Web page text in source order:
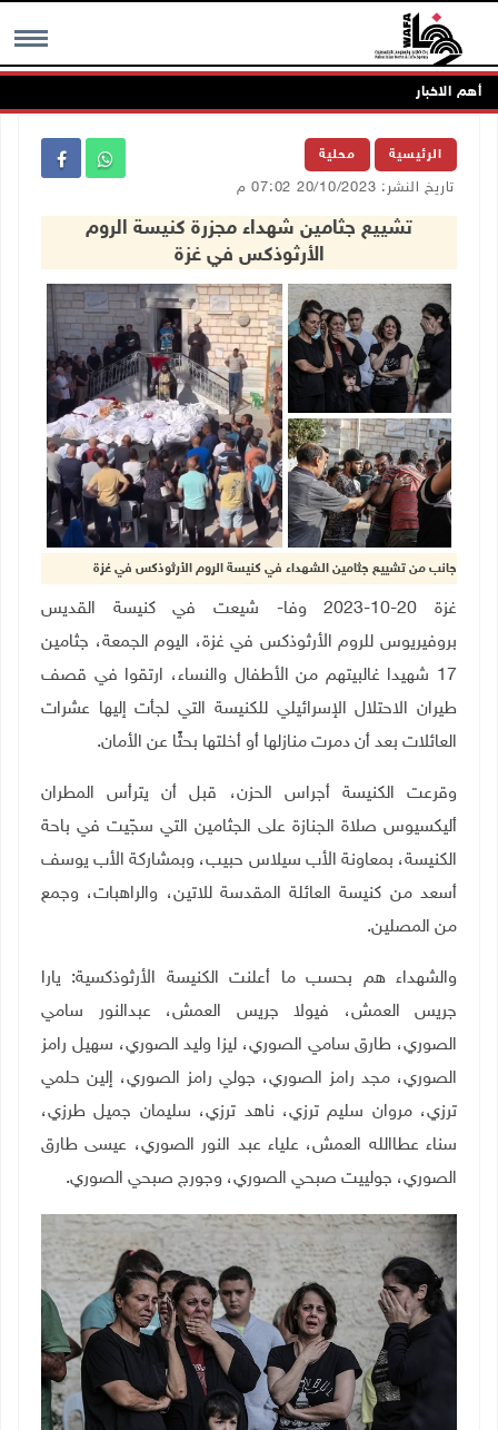
MENU أهم الاخبار
الرئيسية محلية
تاريخ النشر: 20/10/2023 07:02 م
تشييع جثامين شهداء مجزرة كنيسة الروم
الأرثوذكس في غزة
جانب من تشييع جثامين الشهداء في كنيسة الروم الأرثوذكس في غزة
غزة 20-10-2023 وفا- شيعت في كنيسة القديس
بروفيريوس للروم الأرثوذكس في غزة، اليوم الجمعة، جثامين
17 شهيدا غالبيتهم من الأطفال والنساء، ارتقوا في قصف
طيران الاحتلال الإسرائيلي للكنيسة التي لجأت إليها عشرات
العائلات بعد أن دمرت منازلها أو أخلتها بحثًا عن الأمان.
وقرعت الكنيسة أجراس الحزن، قبل أن يترأس المطران
أليكسيوس صلاة الجنازة على الجثامين التي سجّيت في باحة
الكنيسة، بمعاونة الأب سيلاس حبيب، وبمشاركة الأب يوسف
أسعد من كنيسة العائلة المقدسة للاتين، والراهبات، وجمع
من المصلين.
والشهداء هم بحسب ما أعلنت الكنيسة الأرثوذكسية: يارا
جريس العمش، فيولا جريس العمش، عبدالنور سامي
الصوري، طارق سامي الصوري، ليزا وليد الصوري، سهيل رامز
الصوري، مجد رامز الصوري، جولي رامز الصوري، إلين حلمي
ترزي، مروان سليم ترزي، ناهد ترزي، سليمان جميل طرزي،
سناء عطاالله العمش، علياء عبد النور الصوري، عيسى طارق
الصوري، جولييت صبحي الصوري، وجورج صبحي الصوري.